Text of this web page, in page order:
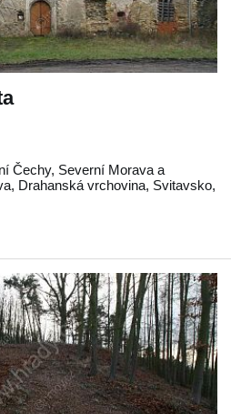
Čechy, Severní Morava a
, Drahanská vrchovina, Svitavsko,